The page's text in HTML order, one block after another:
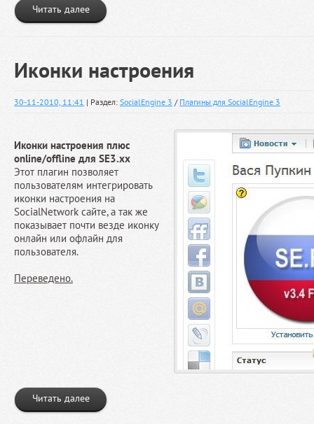
Читать далее
Иконки настроения
30-11-2010, 11:41 | Раздел: SocialEngine 3 / Плагины для SocialEngine 3
Иконки настроения плюс
online/offline для SE3.xx
Этот плагин позволяет
пользователям интегрировать
иконки настроения на
SocialNetwork сайте, а так же
показывает почти везде иконку
онлайн или офлайн для
пользователя.
Переведено.
Читать далее